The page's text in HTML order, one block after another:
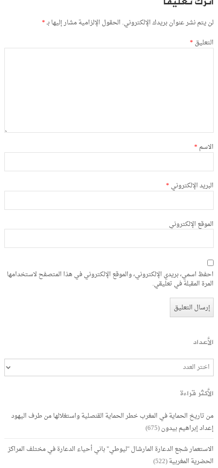
لن يتم نشر عنوان بريدك الإلكتروني. الحقول الإلزامية مشار إليها بـ*
التعليق *
الاسم *
البريد الإلكتروني *
الموقع الإلكتروني
احفظ اسمي، بريدي الإلكتروني، والموقع الإلكتروني في هذا المتصفح لاستخدامها
المرة المقبلة في تعليقي.
الأعداد
الأكثر قراءة
من تاريخ الحماية في المغرب خطر الحماية القنصلية واستغلالها من طرف اليهود
إعداد إبراهيم بيدون(675)
الاستعمار شجع الدعارة المارشال "ليوطي" باني أحياء الدعارة في مختلف المراكز
الحضرية المغربية(522)